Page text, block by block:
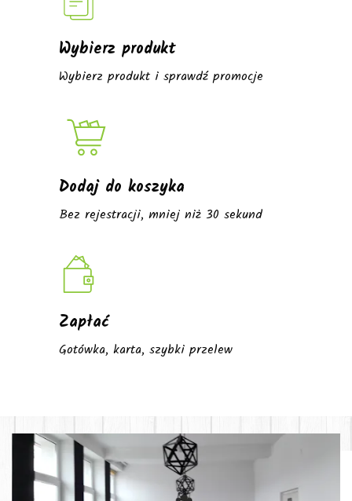
Wybierz produkt
Wybierz produkt i sprawdź promocje
Dodaj do koszyka
Bez rejestracji, mniej niż 30 sekund
Zapłać
Gotówka, karta, szybki przelew
Wyróżnione pozycje